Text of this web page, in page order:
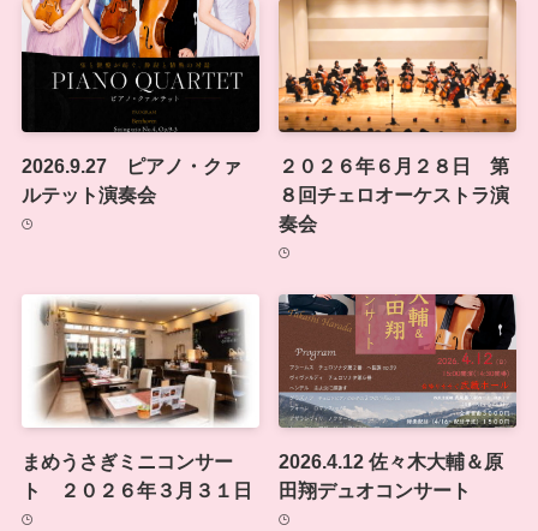
2026.9.27 ピアノ・クァ
ルテット演奏会
２０２６年６月２８日 第
８回チェロオーケストラ演
奏会
まめうさぎミニコンサー
ト ２０２６年３月３１日
2026.4.12 佐々木大輔＆原
田翔デュオコンサート